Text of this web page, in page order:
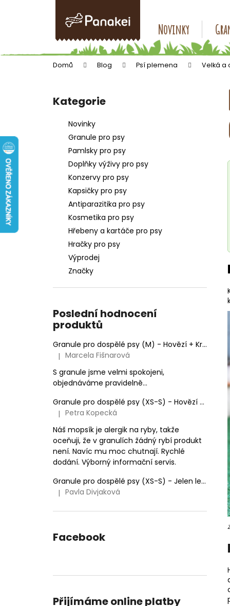
Novinky
Domů Blog Psí plemena Velká a
Přeskočit
kategorie
Kategorie
Novinky
Granule pro psy
Pamlsky pro psy
Doplňky výživy pro psy
Konzervy pro psy
Kapsičky pro psy
Antiparazitika pro psy
Kosmetika pro psy
Hřebeny a kartáče pro psy
Hračky pro psy
Výprodej
Značky
Poslední hodnocení
produktů
Granule pro dospělé psy (M) - Hovězí + Krůtí 9kg
Hodnocení produktu je 5 z 5 hvězdiček.
| Marcela Fišnarová
S granule jsme velmi spokojeni,
objednáváme pravidelně...
Granule pro dospělé psy (XS-S) - Hovězí + Krůtí
Hodnocení produktu je 5 z 5 hvězdiček.
| Petra Kopecká
Náš mopsík je alergik na ryby, takže
oceňuji, že v granulích žádný rybí produkt
není. Navíc mu moc chutnají. Rychlé
dodání. Výborný informační servis.
Granule pro dospělé psy (XS-S) - Jelen lesní (SENSITIVE) 9kg
Hodnocení produktu je 5 z 5 hvězdiček.
| Pavla Divjaková
Facebook
Přijímáme online platby
k
obchodu
obchodu